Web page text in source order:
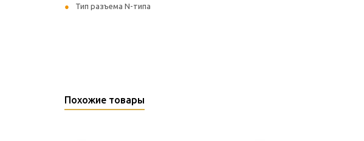
Тип разъема N-типа
Похожие товары